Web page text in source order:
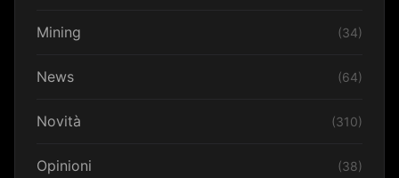
Mining (34)
News (64)
Novità (310)
Opinioni (38)